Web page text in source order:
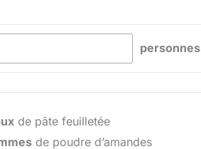
personnes
de pâte feuilletée
de poudre d’amandes